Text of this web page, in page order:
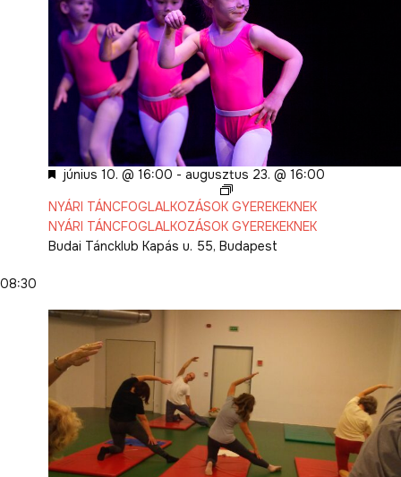
Kiemelt
június 10. @ 16:00 - augusztus 23. @ 16:00
NYÁRI TÁNCFOGLALKOZÁSOK GYEREKEKNEK
NYÁRI TÁNCFOGLALKOZÁSOK GYEREKEKNEK
Budai Táncklub Kapás u. 55, Budapest
08:30